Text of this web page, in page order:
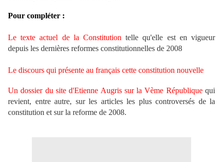
Pour compléter :
Le texte actuel de la Constitution telle qu'elle est en vigueur
depuis les dernières reformes constitutionnelles de 2008
Le discours qui présente au français cette constitution nouvelle
Un dossier du site d'Etienne Augris sur la Vème Républiquequi
revient, entre autre, sur les articles les plus controversés de la
constitution et sur la reforme de 2008.